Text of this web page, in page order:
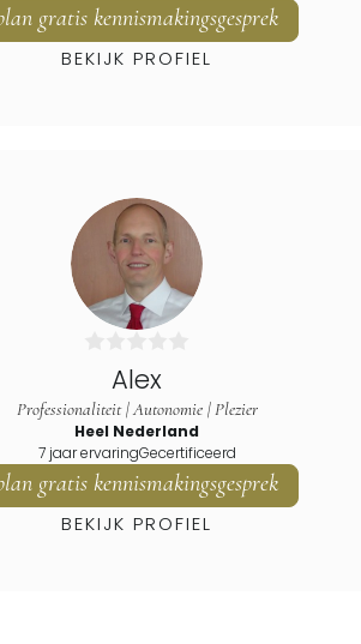
gratis kennismakingsgesprek
BEKIJK PROFIEL
Alex
Professionaliteit | Autonomie | Plezier
Heel Nederland
7 jaar ervaringGecertificeerd
gratis kennismakingsgesprek
BEKIJK PROFIEL